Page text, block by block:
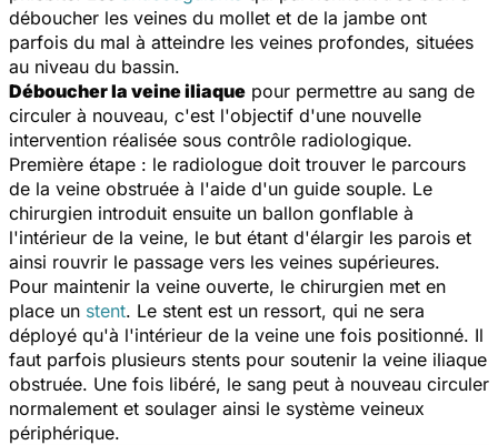
déboucher les veines du mollet et de la jambe ont
parfois du mal à atteindre les veines profondes, situées
au niveau du bassin.
Déboucher la veine iliaque pour permettre au sang de
circuler à nouveau, c'est l'objectif d'une nouvelle
intervention réalisée sous contrôle radiologique.
Première étape : le radiologue doit trouver le parcours
de la veine obstruée à l'aide d'un guide souple. Le
chirurgien introduit ensuite un ballon gonflable à
l'intérieur de la veine, le but étant d'élargir les parois et
ainsi rouvrir le passage vers les veines supérieures.
Pour maintenir la veine ouverte, le chirurgien met en
place un stent. Le stent est un ressort, qui ne sera
déployé qu'à l'intérieur de la veine une fois positionné. Il
faut parfois plusieurs stents pour soutenir la veine iliaque
obstruée. Une fois libéré, le sang peut à nouveau circuler
normalement et soulager ainsi le système veineux
périphérique.